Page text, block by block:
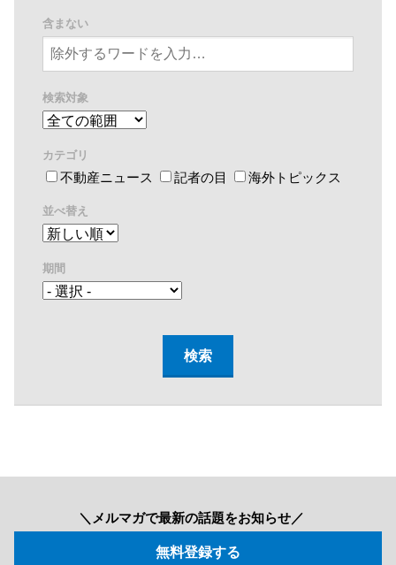
含まない
検索対象
カテゴリ
不動産ニュース 記者の目 海外トピックス
並べ替え
期間
＼メルマガで最新の話題をお知らせ／